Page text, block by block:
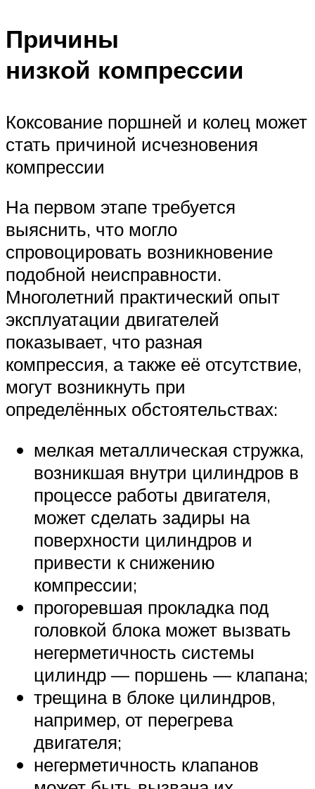
Причины
низкой компрессии
Коксование поршней и колец может
стать причиной исчезновения
компрессии
На первом этапе требуется
выяснить, что могло
спровоцировать возникновение
подобной неисправности.
Многолетний практический опыт
эксплуатации двигателей
показывает, что разная
компрессия, а также её отсутствие,
могут возникнуть при
определённых обстоятельствах:
мелкая металлическая стружка,
возникшая внутри цилиндров в
процессе работы двигателя,
может сделать задиры на
поверхности цилиндров и
привести к снижению
компрессии;
прогоревшая прокладка под
головкой блока может вызвать
негерметичность системы
цилиндр — поршень — клапана;
трещина в блоке цилиндров,
например, от перегрева
двигателя;
негерметичность клапанов